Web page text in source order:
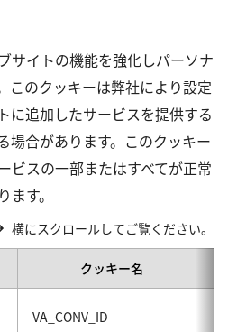
サイトの機能を強化しパーソナ
このクッキーは弊社により設定
に追加したサービスを提供する
場合があります。このクッキー
ビスの一部またはすべてが正常
す。
横にスクロールしてご覧ください。
クッキー名
VA_CONV_ID